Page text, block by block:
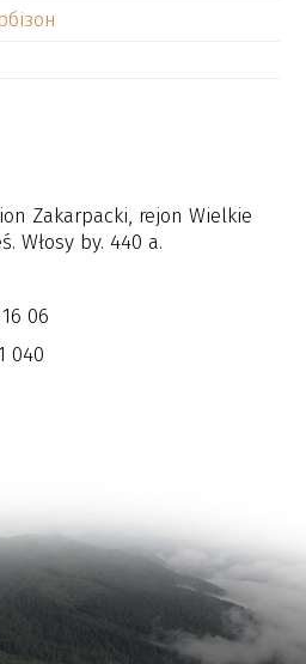
Zakarpacki, rejon Wielkie
Włosy by. 440 a.
06
040